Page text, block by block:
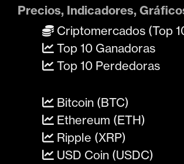
Precios, Indicadores,
Criptomercados (Top
Top 10 Ganadoras
Top 10 Perdedoras
Bitcoin (BTC)
Ethereum (ETH)
Ripple (XRP)
USD Coin (USDC)